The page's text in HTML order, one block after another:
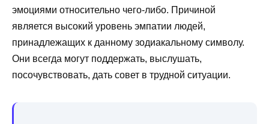
эмоциями относительно чего-либо. Причиной
является высокий уровень эмпатии людей,
принадлежащих к данному зодиакальному символу.
Они всегда могут поддержать, выслушать,
посочувствовать, дать совет в трудной ситуации.